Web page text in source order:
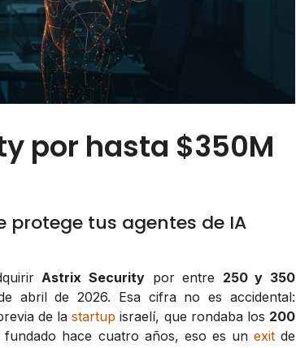
por hasta $350M
tus agentes de IA
Astrix Security por entre 250 y 350
abril de 2026. Esa cifra no es accidental:
de lastartup israelí, que rondaba los 200
hace cuatro años, eso es un exitde